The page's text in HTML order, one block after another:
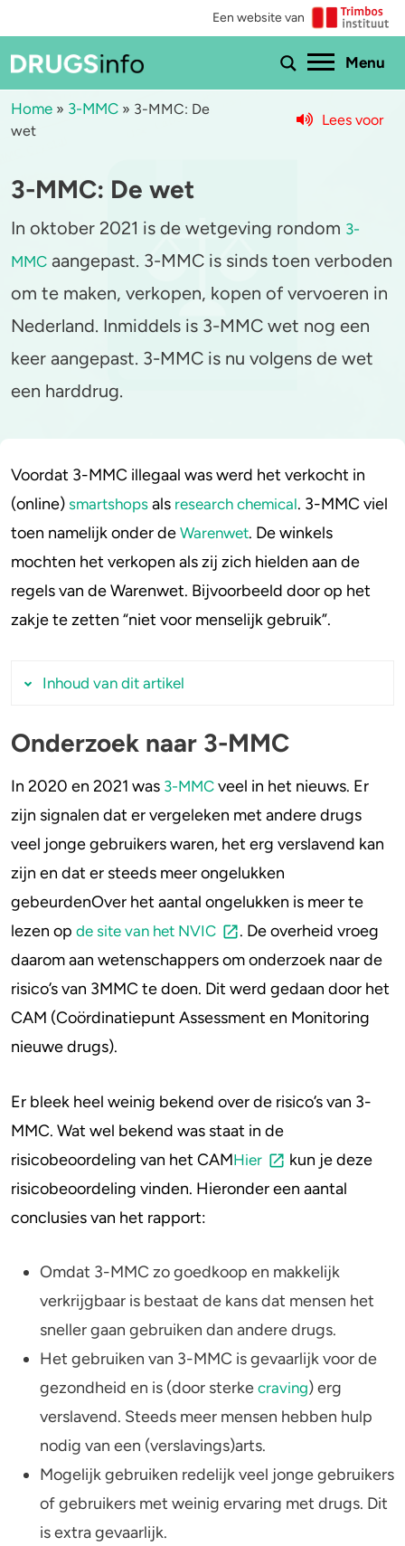
Een website van
Menu
Bekijk alle drugs
Cannabis
XTC / MDMA
Cocaïne
Speed
3-MMC
GHB
Paddo’s en truffels
2C-B
Ketamine
4-FA
Poppers
Crack
Aantoonbaarheid
Zwangerschap
Drugs & de wet
Combinaties & medicijnen
Zorgen om iemand
Feiten over verslaving
Verkeer
Trends & Cijfers
Check je gebruik
Home » 3-MMC » 3-MMC: De
wet
Lees voor
3-MMC: De wet
In oktober 2021 is de wetgeving rondom 3-
MMC aangepast. 3-MMC is sinds toen verboden
om te maken, verkopen, kopen of vervoeren in
Nederland. Inmiddels is 3-MMC wet nog een
keer aangepast. 3-MMC is nu volgens de wet
een harddrug.
Voordat 3-MMC illegaal was werd het verkocht in
(online) smartshops als research chemical. 3-MMC viel
toen namelijk onder de Warenwet. De winkels
mochten het verkopen als zij zich hielden aan de
regels van de Warenwet. Bijvoorbeeld door op het
zakje te zetten “niet voor menselijk gebruik”.
Inhoud van dit artikel
Onderzoek naar 3-MMC
Onderzoek naar 3-MMC
In 2020 en 2021 was 3-MMC veel in het nieuws. Er
zijn signalen dat er vergeleken met andere drugs
veel jonge gebruikers waren, het erg verslavend kan
zijn en dat er steeds meer ongelukken
gebeurdenOver het aantal ongelukken is meer te
lezen op de site van het NVIC
. De overheid vroeg
daarom aan wetenschappers om onderzoek naar de
risico’s van 3MMC te doen. Dit werd gedaan door het
CAM (Coördinatiepunt Assessment en Monitoring
nieuwe drugs).
Er bleek heel weinig bekend over de risico’s van 3-
MMC. Wat wel bekend was staat in de
risicobeoordeling van het CAMHier
kun je deze
risicobeoordeling vinden. Hieronder een aantal
conclusies van het rapport:
Omdat 3-MMC zo goedkoop en makkelijk
verkrijgbaar is bestaat de kans dat mensen het
sneller gaan gebruiken dan andere drugs.
Het gebruiken van 3-MMC is gevaarlijk voor de
gezondheid en is (door sterke craving) erg
verslavend. Steeds meer mensen hebben hulp
nodig van een (verslavings)arts.
Mogelijk gebruiken redelijk veel jonge gebruikers
of gebruikers met weinig ervaring met drugs. Dit
is extra gevaarlijk.